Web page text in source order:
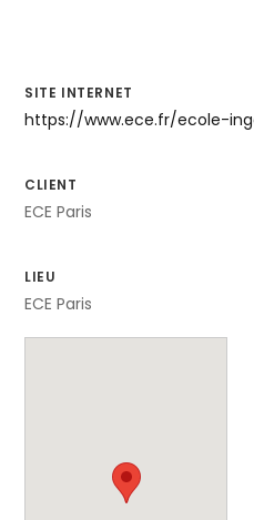
SITE INTERNET
https://www.ece.fr/ecole-
CLIENT
ECE Paris
LIEU
ECE Paris